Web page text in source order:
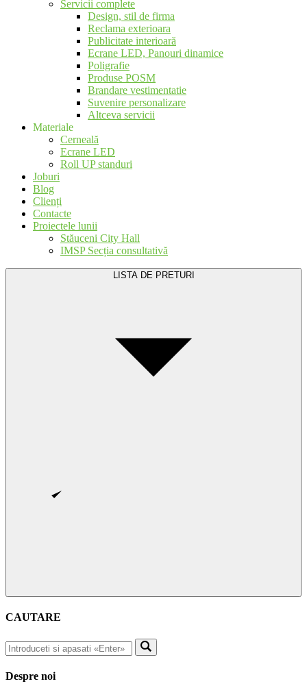
Servicii complete
Design, stil de firma
Reclama exterioara
Publicitate interioară
Ecrane LED, Panouri dinamice
Poligrafie
Produse POSM
Brandare vestimentatie
Suvenire personalizare
Altceva servicii
Materiale
Cerneală
Ecrane LED
Roll UP standuri
Joburi
Blog
Clienți
Contacte
Proiectele lunii
Stăuceni City Hall
IMSP Secția consultativă
LISTA DE PRETURI
CAUTARE
Despre noi